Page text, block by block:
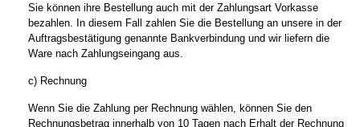
Sie können ihre Bestellung auch mit der Zahlungsart Vorkasse
bezahlen. In diesem Fall zahlen Sie die Bestellung an unsere in der
Auftragsbestätigung genannte Bankverbindung und wir liefern die
Ware nach Zahlungseingang aus.
c) Rechnung
Wenn Sie die Zahlung per Rechnung wählen, können Sie den
Rechnungsbetrag innerhalb von 10 Tagen nach Erhalt der Rechnung